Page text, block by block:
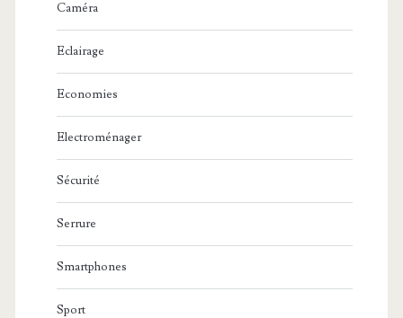
Caméra
Eclairage
Economies
Electroménager
Sécurité
Serrure
Smartphones
Sport